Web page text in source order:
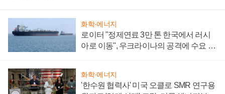
화학·에너지
로이터 "정제연료 3만 톤 한국에서 러시
아로 이동", 우크라이나의 공격에 수요 늘
화학·에너지
'한수원 협력사' 미국 오클로 SMR 연구용